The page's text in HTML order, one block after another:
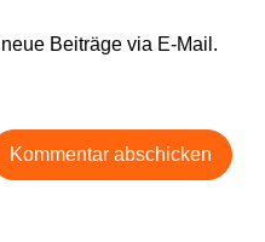
Beiträge via E-Mail.